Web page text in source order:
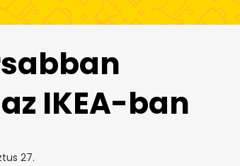
IKEA-ban
27.